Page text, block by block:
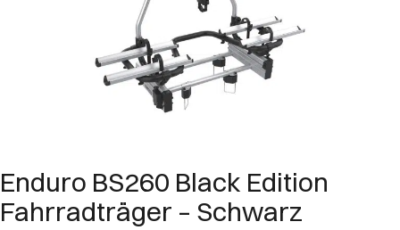
Enduro BS260 Black Edition
Fahrradträger – Schwarz